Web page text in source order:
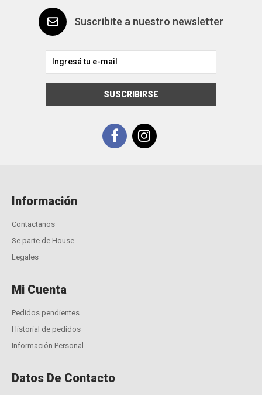
Suscribite a nuestro newsletter
SUSCRIBIRSE
Información
Contactanos
Se parte de House
Legales
Mi Cuenta
Pedidos pendientes
Historial de pedidos
Información Personal
Datos De Contacto